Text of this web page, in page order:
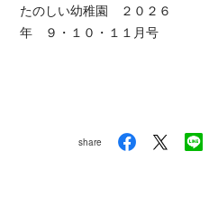
たのしい幼稚園 ２０２６
年 ９・１０・１１月号
share